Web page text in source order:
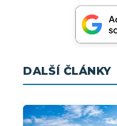
DALŠÍ ČLÁNKY